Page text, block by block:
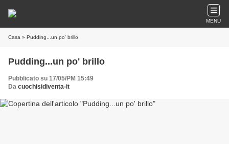
MENU
Casa » Pudding...un po' brillo
Pudding...un po' brillo
Pubblicato su 17/05/PM 15:49
Da cuochisidiventa-it